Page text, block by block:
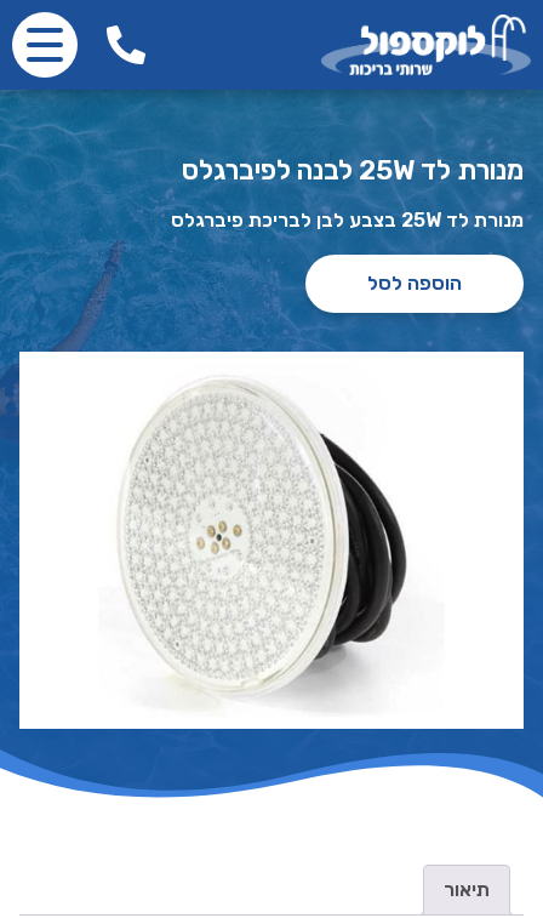
מנורת לד 25W לבנה לפיברגלס
מנורת לד 25W בצבע לבן לבריכת פיברגלס
הוספה לסל
תיאור